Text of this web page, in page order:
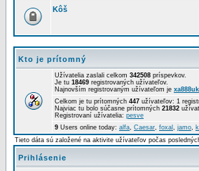
Kôš
Kto je prítomný
Užívatelia zaslali celkom 342508 príspevkov.
Je tu 18469 registrovaných užívateľov.
Najnovším registrovaným užívateľom je
Celkom je tu prítomných 447 užívateľov: 1
Najviac tu bolo súčasne prítomných 21832
Registrovaní užívatelia: pesve
9 Users online today: alfa, Caesar, foxal , jamo,
Tieto dáta sú založené na aktivite užívateľov počas
Prihlásenie